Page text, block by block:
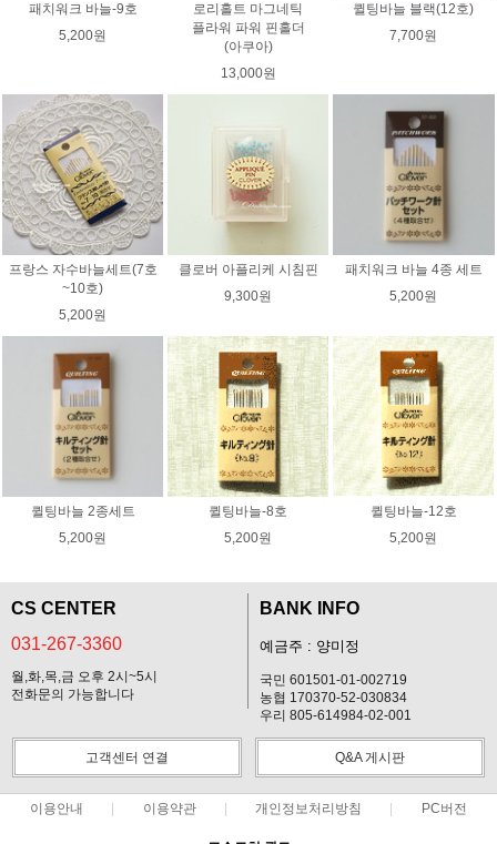
패치워크 바늘-9호
5,200원
로리홀트 마그네틱
플라워 파워 핀홀더
(아쿠아)
13,000원
퀼팅바늘 블랙(12호)
7,700원
프랑스 자수바늘세트(7호
~10호)
5,200원
클로버 아플리케 시침핀
9,300원
패치워크 바늘 4종 세트
5,200원
퀼팅바늘 2종세트
5,200원
퀼팅바늘-8호
5,200원
퀼팅바늘-12호
5,200원
CS CENTER
031-267-3360
월,화,목,금 오후 2시~5시
전화문의 가능합니다
BANK INFO
예금주 : 양미정
국민 601501-01-002719
농협 170370-52-030834
우리 805-614984-02-001
고객센터 연결 Q&A 게시판
이용안내 이용약관 개인정보처리방침 PC버전